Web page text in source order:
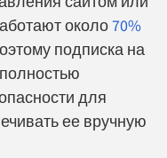
около70%
подписка на
для
ее вручную